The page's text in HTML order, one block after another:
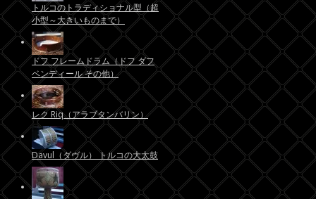
トルコのトラディショナル型（超
小型～大きいものまで）
ドフ フレームドラム（ドフ ダフ
ベンディール その他）
レク Riq（アラブタンバリン）
Davul（ダヴル） トルコの大太鼓